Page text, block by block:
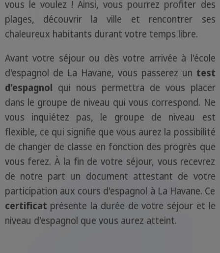
vous le voulez ! Ainsi, vous pourrez profiter des
plages, découvrir la ville et rencontrer ses
chaleureux habitants durant votre temps libre.
Avant votre séjour ou dès votre arrivée à l'école
d'espagnol de La Havane, vous passerez un test
d'espagnol qui nous permettra de vous placer
dans le groupe de niveau qui vous correspond. Ne
vous inquiétez pas, le groupe de niveau est
flexible, ce qui signifie que vous aurez la possibilité
de changer de classe en fonction des progrès que
vous ferez. À la fin de votre séjour, vous recevrez
de notre part un document attestant de votre
participation aux cours d'espagnol à La Havane. Ce
certificat présente la durée de votre séjour et le
niveau d'espagnol que vous aurez atteint.